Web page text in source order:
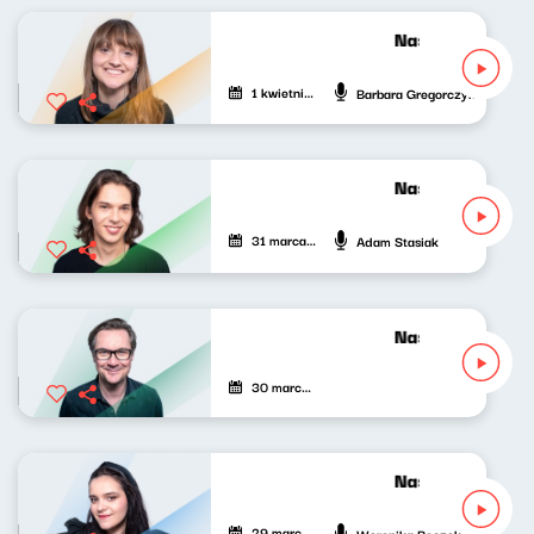
Nasze nocne
1 kwietnia 2022 Barbara Gregorczyk
Nasze nocne
31 marca 2022 Adam Stasiak
Nasze nocne
30 marca 2022
Nasze nocne